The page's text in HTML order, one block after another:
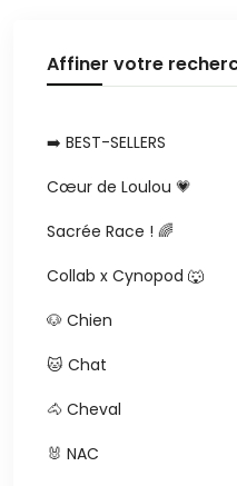
Affiner votre
➡️ BEST-SELLERS
Cœur de Loulou 💗
Sacrée Race ! 🌈
Collab x Cynopod 🐺
🐶 Chien
🐱 Chat
🐴 Cheval
🐰 NAC